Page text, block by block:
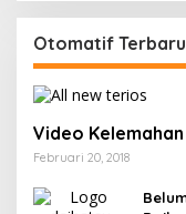
Otomatif Terbaru
Video
Februari 20, 2018